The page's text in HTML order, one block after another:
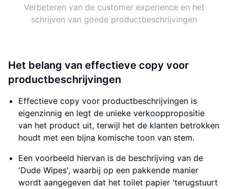
Verbeteren van de customer experience en het
schrijven van goede productbeschrijvingen
Het belang van effectieve copy voor
productbeschrijvingen
Effectieve copy voor productbeschrijvingen is
eigenzinnig en legt de unieke verkooppropositie
van het product uit, terwijl het de klanten betrokken
houdt met een bijna komische toon van stem.
Een voorbeeld hiervan is de beschrijving van de
'Dude Wipes', waarbij op een pakkende manier
wordt aangegeven dat het toilet papier 'terugstuurt